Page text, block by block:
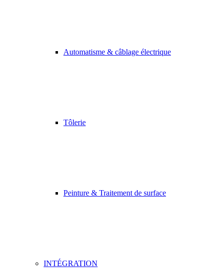
Automatisme & câblage électrique
Tôlerie
Peinture & Traitement de surface
INTÉGRATION